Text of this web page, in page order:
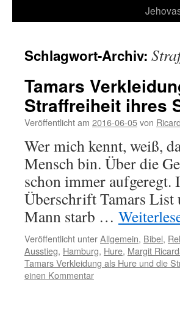
Schlagwort-Archiv:
Tamars
Straffreiheit ihres
Veröffentlicht am 2016-06-05von
Wer mich kennt, weiß,
Mensch bin. Über die
schon immer
Überschrift Tamars List
Mann starb …
Veröffentlicht unterAllgemein, Bibel,
Ausstieg, Hamburg, Hure, Margit
Tamars Verkleidung als Hure und die
einen Kommentar